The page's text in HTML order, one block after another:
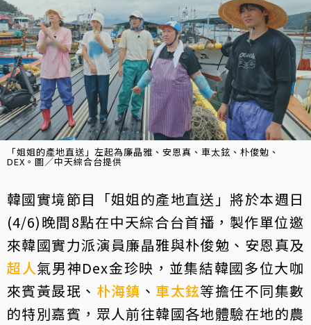
「姐姐的產地直送」左起為廉晶雅、安恩真、車太鉉、朴俊勉、
DEX。圖／中天綜合台提供
韓國實境節目「姐姐的產地直送」將於本週日
(4/6)晚間8點在中天綜合台首播，製作單位邀
來韓國實力派演員廉晶雅與朴俊勉、安恩真及
超人氣男神Dex金珍映，並集結韓國多位大咖
來賓黃晸珉、 朴海鎮 、 車太鉉等擔任不同集數
的特別嘉賓，眾人前往韓國各地體驗在地的農